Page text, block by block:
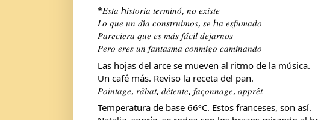
*𝐸𝑠𝑡𝑎 ℎ𝑖𝑠𝑡𝑜𝑟𝑖𝑎 𝑡𝑒𝑟𝑚𝑖𝑛𝑜́, 𝑛𝑜 𝑒𝑥𝑖𝑠𝑡𝑒
𝐿𝑜 𝑞𝑢𝑒 𝑢𝑛 𝑑𝑖́𝑎 𝑐𝑜𝑛𝑠𝑡𝑟𝑢𝑖𝑚𝑜𝑠, 𝑠𝑒 ℎ𝑎 𝑒𝑠𝑓𝑢𝑚𝑎𝑑𝑜
𝑃𝑎𝑟𝑒𝑐𝑖𝑒𝑟𝑎 𝑞𝑢𝑒 𝑒𝑠 𝑚𝑎́𝑠 𝑓𝑎́𝑐𝑖𝑙 𝑑𝑒𝑗𝑎𝑟𝑛𝑜𝑠
𝑃𝑒𝑟𝑜 𝑒𝑟𝑒𝑠 𝑢𝑛 𝑓𝑎𝑛𝑡𝑎𝑠𝑚𝑎 𝑐𝑜𝑛𝑚𝑖𝑔𝑜 𝑐𝑎𝑚𝑖𝑛𝑎𝑛𝑑𝑜
Las hojas del arce se mueven al ritmo de la música.
Un café más. Reviso la receta del pan.
𝑃𝑜𝑖𝑛𝑡𝑎𝑔𝑒, 𝑟𝑎̂𝑏𝑎𝑡, 𝑑𝑒́𝑡𝑒𝑛𝑡𝑒, 𝑓𝑎𝑐̧𝑜𝑛𝑛𝑎𝑔𝑒, 𝑎𝑝𝑝𝑟𝑒̂𝑡
Temperatura de base 66ºC. Estos franceses, son así.